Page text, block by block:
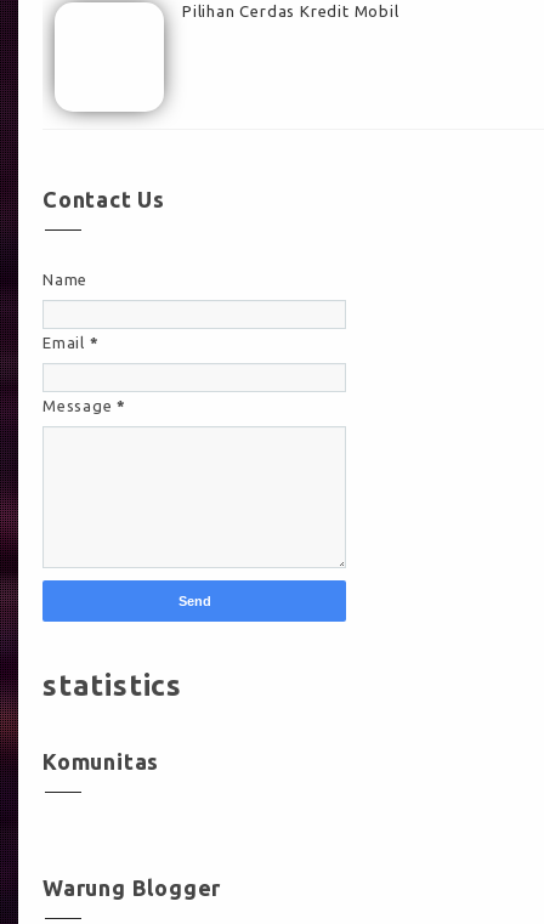
Pilihan Cerdas Kredit Mobil
Contact Us
Name
Email *
Message*
statistics
Komunitas
Warung Blogger